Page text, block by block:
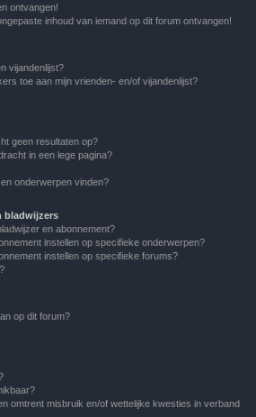
ontvangen!
inhoud van iemand op dit forum ontvangen!
vijandenlijst?
toe aan mijn vrienden- en/of vijandenlijst?
geen resultaten op?
in een lege pagina?
onderwerpen vinden?
bladwijzers
en abonnement?
instellen op specifieke onderwerpen?
instellen op specifieke forums?
op dit forum?
omtrent misbruik en/of wettelijke kwesties in verband